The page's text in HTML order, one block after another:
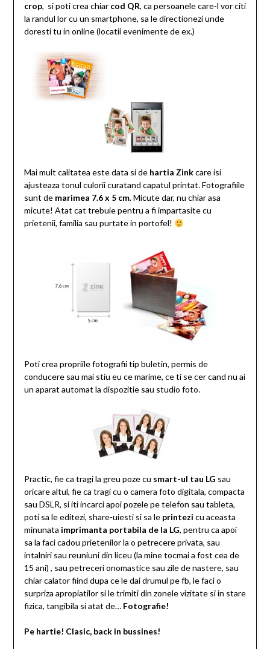
crop, si poti crea chiar cod QR, ca persoanele care-l vor citi
la randul lor cu un smartphone, sa le directionezi unde
doresti tu in online (locatii evenimente de ex.)
Mai mult calitatea este data si de hartia Zinkcare isi
ajusteaza tonul culorii curatand capatul printat. Fotografiile
sunt de marimea 7.6 x 5 cm. Micute dar, nu chiar asa
micute! Atat cat trebuie pentru a fi impartasite cu
prietenii, familia sau purtate in portofel!
Poti crea propriile fotografii tip buletin, permis de
conducere sau mai stiu eu ce marime, ce ti se cer cand nu ai
un aparat automat la dispozitie sau studio foto.
Practic, fie ca tragi la greu poze cu smart-ul tau LG sau
oricare altul, fie ca tragi cu o camera foto digitala, compacta
sau DSLR, si iti incarci apoi pozele pe telefon sau tableta,
poti sa le editezi, share-uiesti si sa leprintezi cu aceasta
minunata imprimanta portabila de la LG, pentru ca apoi
sa la faci cadou prietenilor la o petrecere privata, sau
intalniri sau reuniuni din liceu (la mine tocmai a fost cea de
15 ani) , sau petreceri onomastice sau zile de nastere, sau
chiar calator fiind dupa ce le dai drumul pe fb, le faci o
surpriza apropiatilor si le trimiti din zonele vizitate si in stare
fizica, tangibila si atat de… Fotografie!
Pe hartie! Clasic, back in bussines!